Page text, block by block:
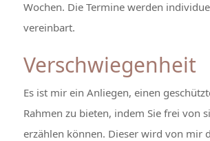
Wochen. Die Termine werden
vereinbart.
Verschwiegenheit
Es ist mir ein Anliegen, einen
Rahmen zu bieten, indem Sie frei von
erzählen können. Dieser wird von mir